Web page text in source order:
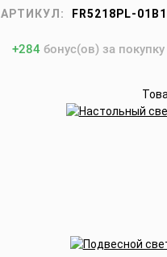
АРТИКУЛ: FR5218PL-01B1
+284 бонус(ов) за покупку